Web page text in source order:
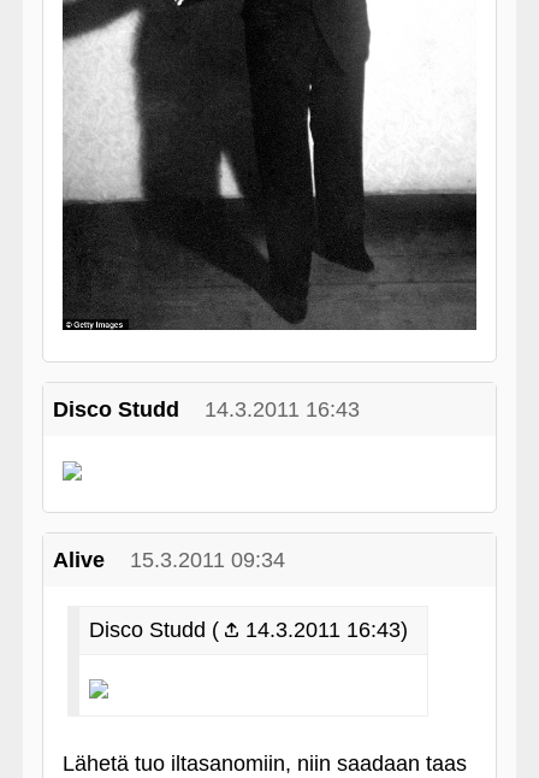
Disco Studd 14.3.2011 16:43
Alive 15.3.2011 09:34
Disco Studd ( 14.3.2011 16:43)
Lähetä tuo iltasanomiin, niin saadaan taas